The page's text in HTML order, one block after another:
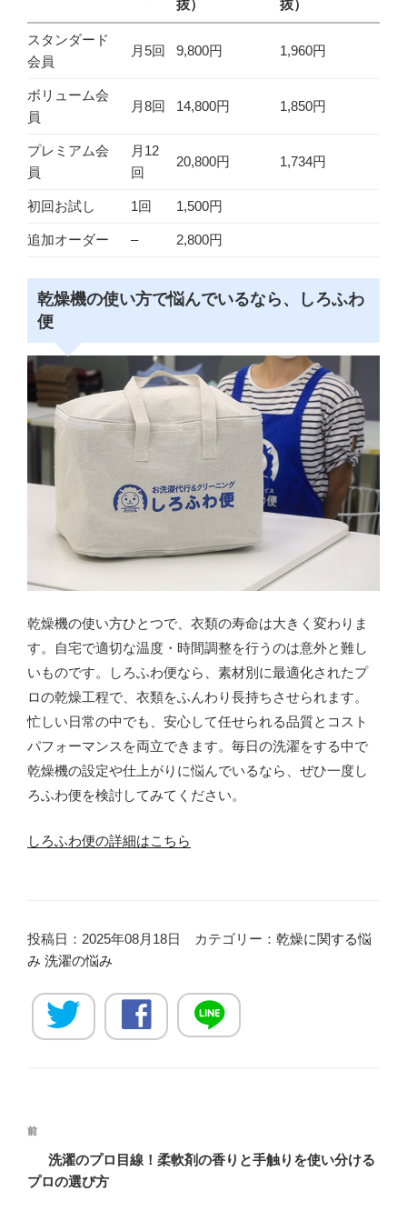
抜） 抜）
スタンダード
会員
月5回 9,800円 1,960円
ボリューム会
員
月8回 14,800円 1,850円
プレミアム会
員
月12
回
20,800円 1,734円
初回お試し 1回 1,500円
追加オーダー – 2,800円
乾燥機の使い方で悩んでいるなら、しろふわ
便
乾燥機の使い方ひとつで、衣類の寿命は大きく変わりま
す。自宅で適切な温度・時間調整を行うのは意外と難し
いものです。しろふわ便なら、素材別に最適化されたプ
ロの乾燥工程で、衣類をふんわり長持ちさせられます。
忙しい日常の中でも、安心して任せられる品質とコスト
パフォーマンスを両立できます。毎日の洗濯をする中で
乾燥機の設定や仕上がりに悩んでいるなら、ぜひ一度し
ろふわ便を検討してみてください。
しろふわ便の詳細はこちら
投稿日：2025年08月18日 カテゴリー： 乾燥に関する悩
み 洗濯の悩み
投
ナ
過
の
前
洗濯のプロ目線！柔軟剤の香りと手触りを使い分ける
プロの選び方